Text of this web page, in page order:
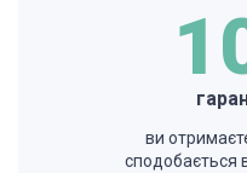
ви
сподобається